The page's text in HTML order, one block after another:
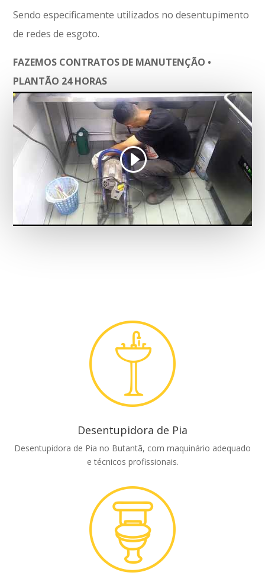
Sendo especificamente utilizados no desentupimento
de redes de esgoto.
FAZEMOS CONTRATOS DE MANUTENÇÃO •
PLANTÃO 24 HORAS
Desentupidora de Pia
Desentupidora de Pia no Butantã, com maquinário adequado
e técnicos profissionais.